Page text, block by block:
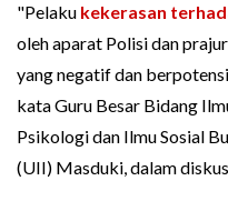
"Pelaku kekerasan
oleh aparat Polisi dan
yang negatif dan
kata Guru Besar Bidang
Psikologi dan Ilmu Sosial
(UII) Masduki, dalam